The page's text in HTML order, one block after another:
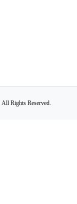
All Rights Reserved.